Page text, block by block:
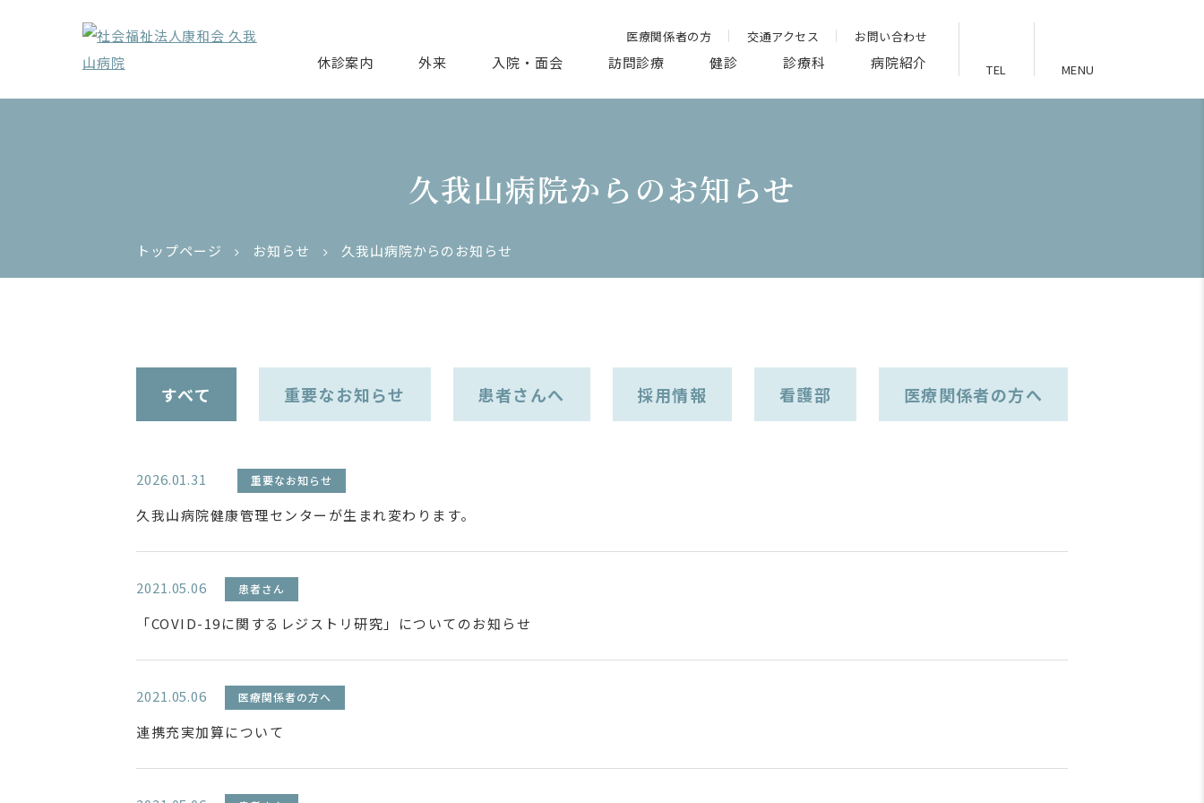
医療関係者の方 交通アクセス お問い合わせ
休診案内 外来 入院・面会 訪問診療 健診 診療科 病院紹介 TEL MENU
久我山病院からのお知らせ
トップページ お知らせ 久我山病院からのお知らせ
すべて 重要なお知らせ 患者さんへ 採用情報 看護部 医療関係者の方へ
2026.01.31 重要なお知らせ
久我山病院健康管理センターが生まれ変わります。
2021.05.06 患者さん
「COVID-19に関するレジストリ研究」についてのお知らせ
2021.05.06 医療関係者の方へ
連携充実加算について